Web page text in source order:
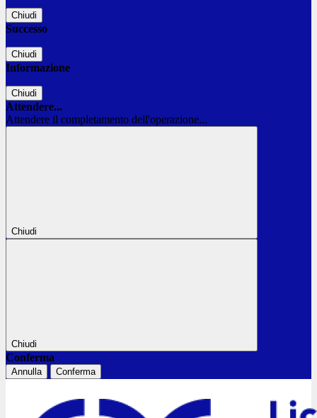
Chiudi
Successo
Chiudi
Informazione
Chiudi
Attendere...
Attendere il completamento dell'operazione...
Chiudi
Chiudi
Conferma
Annulla Conferma